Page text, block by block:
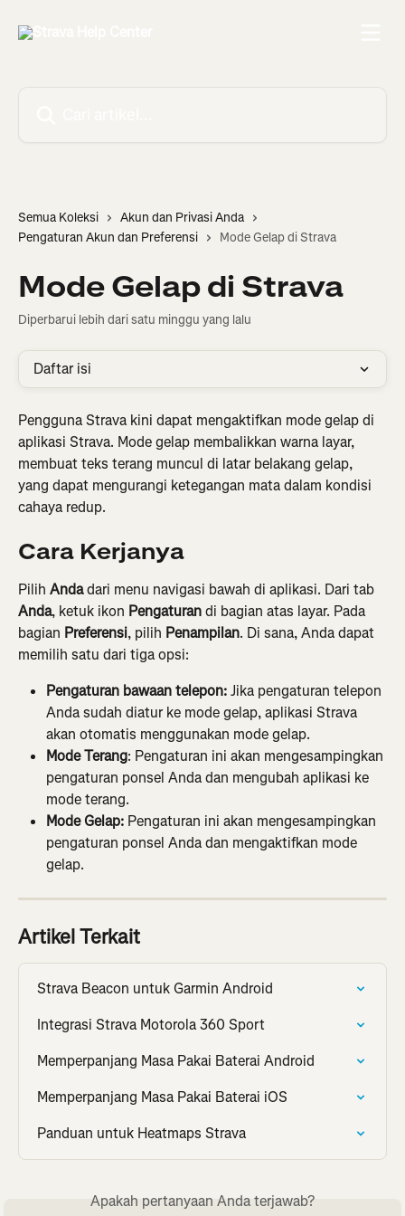
Semua Koleksi
Akun dan Privasi Anda
Pengaturan Akun dan Preferensi
Mode Gelap di Strava
Mode Gelap di Strava
Diperbarui lebih dari satu minggu yang lalu
Daftar isi
Pengguna Strava kini dapat mengaktifkan mode gelap di
aplikasi Strava. Mode gelap membalikkan warna layar,
membuat teks terang muncul di latar belakang gelap,
yang dapat mengurangi ketegangan mata dalam kondisi
cahaya redup.
Cara Kerjanya
Pilih Anda dari menu navigasi bawah di aplikasi. Dari tab
Anda, ketuk ikon Pengaturan di bagian atas layar. Pada
bagian Preferensi, pilih Penampilan. Di sana, Anda dapat
memilih satu dari tiga opsi:
Pengaturan bawaan telepon: Jika pengaturan telepon
Anda sudah diatur ke mode gelap, aplikasi Strava
akan otomatis menggunakan mode gelap.
Mode Terang: Pengaturan ini akan mengesampingkan
pengaturan ponsel Anda dan mengubah aplikasi ke
mode terang.
Mode Gelap: Pengaturan ini akan mengesampingkan
pengaturan ponsel Anda dan mengaktifkan mode
gelap.
Artikel Terkait
Strava Beacon untuk Garmin Android
Integrasi Strava Motorola 360 Sport
Memperpanjang Masa Pakai Baterai Android
Memperpanjang Masa Pakai Baterai iOS
Panduan untuk Heatmaps Strava
Apakah pertanyaan Anda terjawab?